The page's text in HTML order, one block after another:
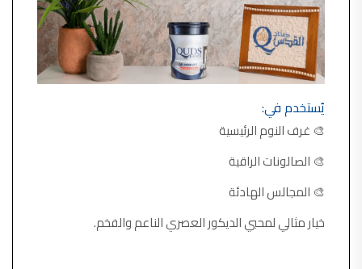
يُستخدم في:
🎨 غرف النوم الرئيسية
🎨 الصالونات الراقية
🎨 المجالس الهادئة
خيار مثالي لمحبي الديكور العصري الناعم والفخم.